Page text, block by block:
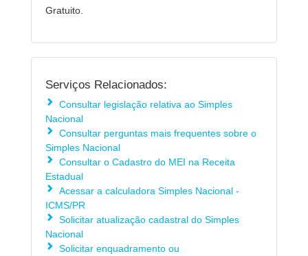
Gratuito.
Serviços Relacionados:
Consultar legislação relativa ao Simples
Nacional
Consultar perguntas mais frequentes sobre o
Simples Nacional
Consultar o Cadastro do MEI na Receita
Estadual
Acessar a calculadora Simples Nacional -
ICMS/PR
Solicitar atualização cadastral do Simples
Nacional
Solicitar enquadramento ou